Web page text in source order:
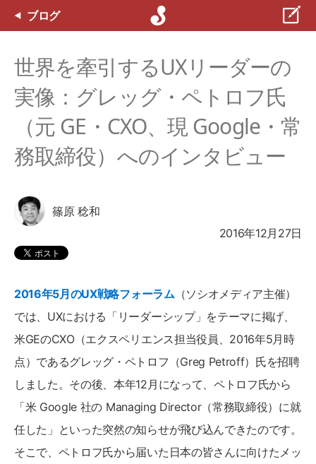
ブログ
世界を牽引するUXリーダーの
実像：グレッグ・ペトロフ氏
（元 GE・CXO、現 Google・常
務取締役）へのインタビュー
篠原 稔和
2016年12月27日
2016年5月のUX戦略フォーラム（ソシオメディア主催）
では、UXにおける「リーダーシップ」をテーマに掲げ、
米GEのCXO（エクスペリエンス担当役員、2016年5月時
点）であるグレッグ・ペトロフ（Greg Petroff）氏を招聘
しました。その後、本年12月になって、ペトロフ氏から
「米 Google 社の Managing Director（常務取締役）に就
任した」といった突然の知らせが飛び込んできたのです。
そこで、ペトロフ氏から届いた日本の皆さんに向けたメッ